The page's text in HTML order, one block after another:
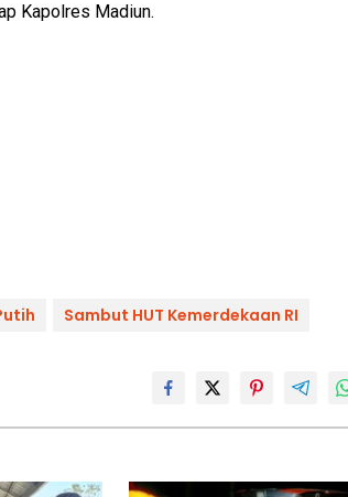
Kapolres Madiun.
Sambut HUT Kemerdekaan RI